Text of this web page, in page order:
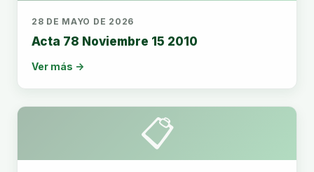
28 DE MAYO DE 2026
Acta 78 Noviembre 15 2010
Ver más →
📋